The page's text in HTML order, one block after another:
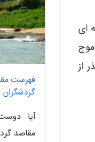
ای
از
فهرست
گردشگران در سال
آیا